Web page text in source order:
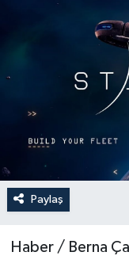
Paylaş
Haber / Berna
Politika
Sağlık
Spor
Sürmanşet